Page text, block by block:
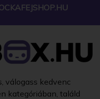
válogass kedvenc
kategóriában, találd